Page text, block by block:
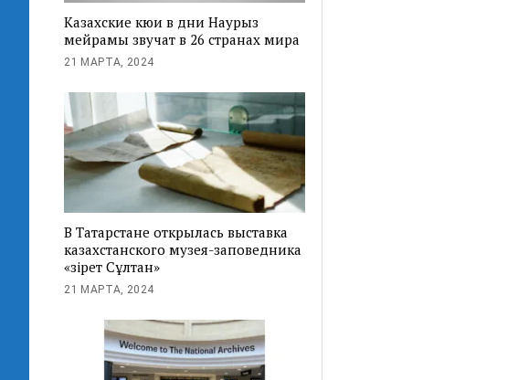
Казахские кюи в дни Наурыз
мейрамы звучат в 26 странах мира
21 МАРТА, 2024
В Татарстане открылась выставка
казахстанского музея-заповедника
«Әзірет Сұлтан»
21 МАРТА, 2024